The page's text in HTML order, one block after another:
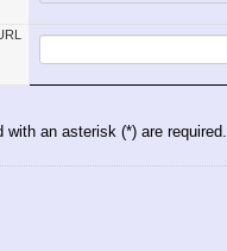
with an asterisk (*) are required.